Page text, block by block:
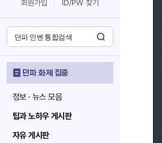
회원가입 ID/PW 찾기
던파 화제 집중
정보 · 뉴스 모음
팁과 노하우 게시판
자유 게시판